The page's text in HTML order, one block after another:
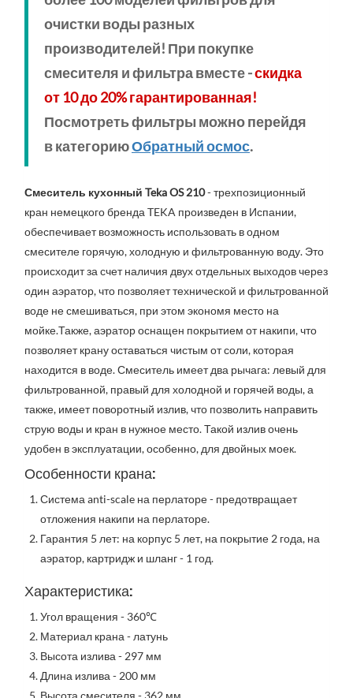
очистки воды разных
производителей! При покупке
смесителя и фильтра вместе -скидка
от 10 до 20% гарантированная!
Посмотреть фильтры можно перейдя
в категориюОбратный осмос.
Смеситель кухонный Teka OS 210 - трехпозиционный
кран немецкого бренда TEKA произведен в Испании,
обеспечивает возможность использовать в одном
смесителе горячую, холодную и фильтрованную воду. Это
происходит за счет наличия двух отдельных выходов через
один аэратор, что позволяет технической и фильтрованной
воде не смешиваться, при этом экономя место на
мойке.Также, аэратор оснащен покрытием от накипи, что
позволяет крану оставаться чистым от соли, которая
находится в воде. Смеситель имеет два рычага: левый для
фильтрованной, правый для холодной и горячей воды, а
также, имеет поворотный излив, что позволить направить
струю воды и кран в нужное место. Такой излив очень
удобен в эксплуатации, особенно, для двойных моек.
Особенности крана:
Система anti-scale на перлаторе - предотвращает
отложения накипи на перлаторе.
Гарантия 5 лет: на корпус 5 лет, на покрытие 2 года, на
аэратор, картридж и шланг - 1 год.
Характеристика:
Угол вращения - 360℃
Материал крана - латунь
Высота излива - 297 мм
Длина излива - 200 мм